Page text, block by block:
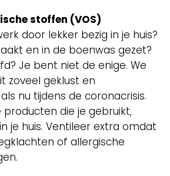
stoffen (VOS)
door lekker bezig in je huis?
en in de boenwas gezet?
Je bent niet de enige. We
zoveel geklust en
nu tijdens de coronacrisis.
producten die je gebruikt,
je huis. Ventileer extra omdat
of allergische